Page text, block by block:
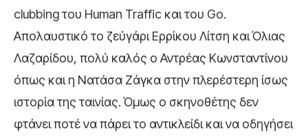
clubbing του Human Traffic και του Go.
Απολαυστικό το ζεύγάρι Ερρίκου Λίτση και Όλιας
Λαζαρίδου, πολύ καλός ο Αντρέας Κωνσταντίνου
όπως και η Νατάσα Ζάγκα στην πλερέστερη ίσως
ιστορία της ταινίας. Όμως ο σκηνοθέτης δεν
φτάνει ποτέ να πάρει το αντικλείδι και να οδηγήσει